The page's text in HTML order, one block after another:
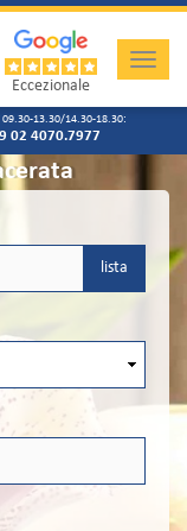
Toggle
Eccezionale
09.30-13.30/14.30-18.30:
02 4070.7977
lista